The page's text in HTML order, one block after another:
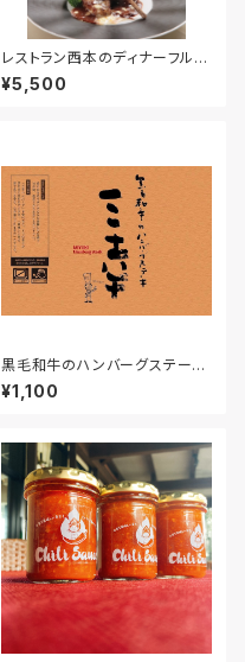
レストラン西本のディナーフルコ
ース
¥5,500
黒毛和牛のハンバーグステーキ
140ｇ
¥1,100